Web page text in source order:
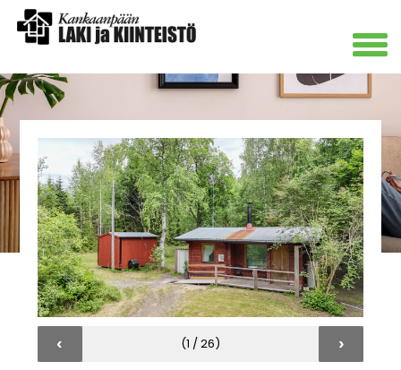
‹ (1 / 26) ›